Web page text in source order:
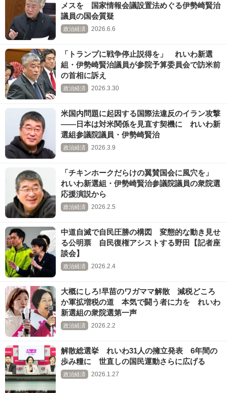
メスを 国家情報会議設置法めぐる伊勢崎賢治
議員の国会質疑
政治経済 2026.6.6
「トランプに戦争停止説得を」 れいわ新選
組・伊勢崎賢治議員が参院予算委員会で訪米前
の首相に訴え
政治経済 2026.3.30
米国内問題に起因する国際法違反のイラン攻撃
――日本は対米関係を見直す契機に れいわ新
選組参議院議員・伊勢崎賢治
政治経済 2026.3.9
「チキンホークだらけの翼賛国会に風穴を」
れいわ新選組・伊勢崎賢治参議院議員の衆院選
応援演説から
政治経済 2026.2.5
中道自滅で自民圧勝の構図 変態的な動き見せ
る公明票 自民復権アシストする野田【記者座
談会】
政治経済 2026.2.4
大概にしろ!早苗のワガママ解散 減税どころ
か軍拡増税の道 本気で闘う者に力を れいわ
新選組の衆院選第一声
政治経済 2026.2.2
解散総選挙 れいわ31人の擁立発表 6年間の
歩み糧に 世直しの国民運動さらに広げる
政治経済 2026.1.27